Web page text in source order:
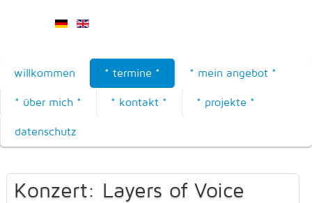
willkommen * termine * * mein angebot *
* über mich * * kontakt * * projekte *
datenschutz
Konzert: Layers of Voice